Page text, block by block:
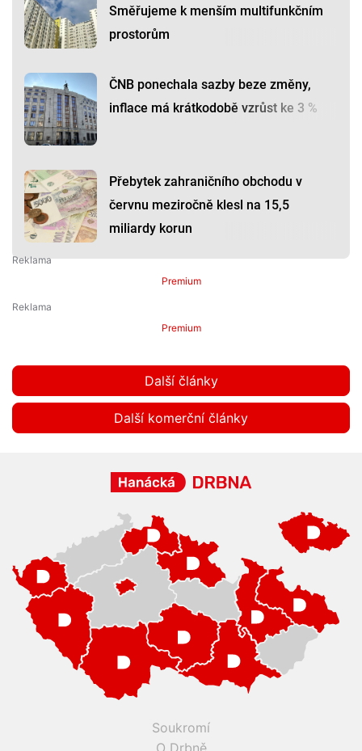
Směřujeme k menším multifunkčním
prostorům
ČNB ponechala sazby beze změny,
inflace má krátkodobě vzrůst ke 3 %
Přebytek zahraničního obchodu v
červnu meziročně klesl na 15,5
miliardy korun
Premium
Premium
Další články
Další komerční články
Soukromí